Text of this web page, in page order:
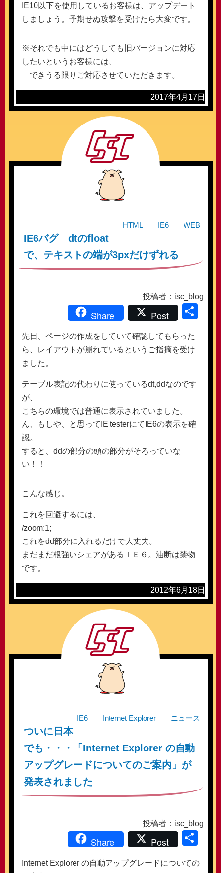
IE10以下を使用しているお客様は、アップデート
しましょう。予期せぬ攻撃を受けたら大変です。
※それでも中にはどうしても旧バージョンに対応
したいというお客様には、
できうる限りご対応させていただきます。
2017年4月17日
HTML IE6 WEB
IE6バグ dtのfloat
で、テキストの端が3pxだけずれる
投稿者：isc_blog
Share Post
先日、ページの作成をしていて確認してもらった
ら、レイアウトが崩れているというご指摘を受け
ました。
テーブル表記の代わりに使っているdt,ddなのです
が、
こちらの環境では普通に表示されていました。
ん、もしや、と思ってIE testerにてIE6の表示を確
認。
すると、ddの部分の頭の部分がそろっていな
い！！
こんな感じ。
これを回避するには、
/zoom:1;
これをdd部分に入れるだけで大丈夫。
まだまだ根強いシェアがあるＩＥ６。油断は禁物
です。
2012年6月18日
IE6 Internet Explorer ニュース
ついに日本
でも・・・「Internet Explorer の自動
アップグレードについてのご案内」が
発表されました
投稿者：isc_blog
Share Post
Internet Explorer の自動アップグレードについての